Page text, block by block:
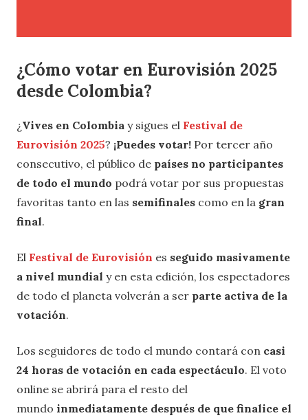
¿Cómo votar en Eurovisión 2025
desde Colombia?
¿Vives en Colombia y sigues el Festival de
Eurovisión 2025? ¡Puedes votar! Por tercer año
consecutivo, el público de países no participantes
de todo el mundo podrá votar por sus propuestas
favoritas tanto en las semifinales como en la gran
final.
El Festival de Eurovisión es seguido masivamente
a nivel mundial y en esta edición, los espectadores
de todo el planeta volverán a ser parte activa de la
votación.
Los seguidores de todo el mundo contará con casi
24 horas de votación en cada espectáculo. El voto
online se abrirá para el resto del
mundo inmediatamente después de que finalice el